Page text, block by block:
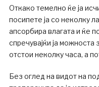
Откако темелно ќе ја
посипете ја со неколку
апсорбира влагата и ќе
спречувајќи ја можноста
отстои неколку часа, а
Без оглед на видот на